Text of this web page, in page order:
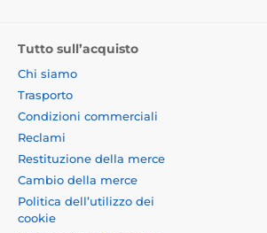
Tutto sull’acquisto
Chi siamo
Trasporto
Condizioni commerciali
Reclami
Restituzione della merce
Cambio della merce
Politica dell’utilizzo dei
cookie